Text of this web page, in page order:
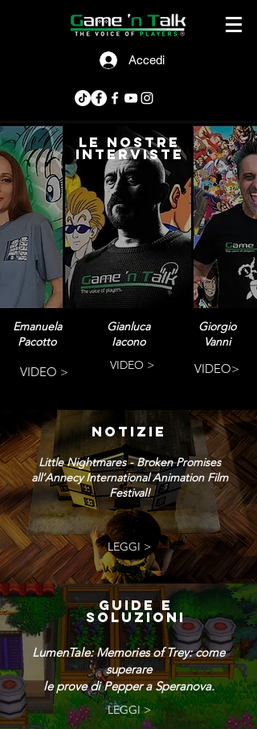
Accedi
le nostre
interviste
Emanuela
Pacotto
VIDEO >
Gianluca
Iacono
VIDEO >
Giorgio
Vanni
VIDEO>
NOTIZIE
Little Nightmares - Broken Promises
all’Annecy International Animation Film
Festival!
LEGGI >
GUIDE E
SOLUZIONI
LumenTale: Memories of Trey: come
superare
le prove di Pepper a Speranova.
LEGGI >